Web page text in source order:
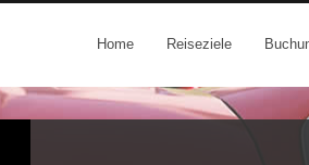
Home Reiseziele